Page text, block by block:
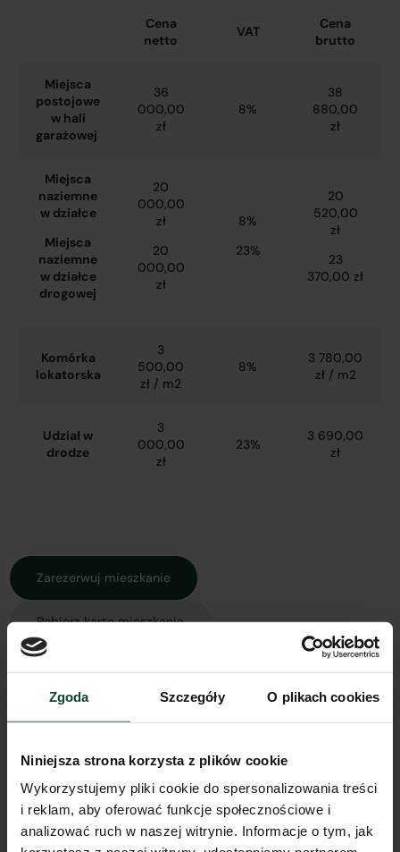
Zgoda Szczegóły O plikach cookies
Niniejsza strona korzysta z plików cookie
Wykorzystujemy pliki cookie do spersonalizowania treści
i reklam, aby oferować funkcje społecznościowe i
analizować ruch w naszej witrynie. Informacje o tym, jak
Spacer 3D Model 3D
Inne koszty związane z zakupem mieszkania:
Cena
netto
VAT
Cena
brutto
Miejsca
postojowe
w hali
garażowej
36
000,00
zł
8%
38
880,00
zł
Miejsca
naziemne
w działce
Miejsca
naziemne
w działce
drogowej
20
000,00
zł
20
000,00
zł
8%
23%
20
520,00
zł
23
370,00 zł
Komórka
lokatorska
3
500,00
zł / m2
8%
3 780,00
zł / m2
Udział w
drodze
3
000,00
zł
23%
3 690,00
zł
Zarezerwuj mieszkanie
Pobierz kartę mieszkania